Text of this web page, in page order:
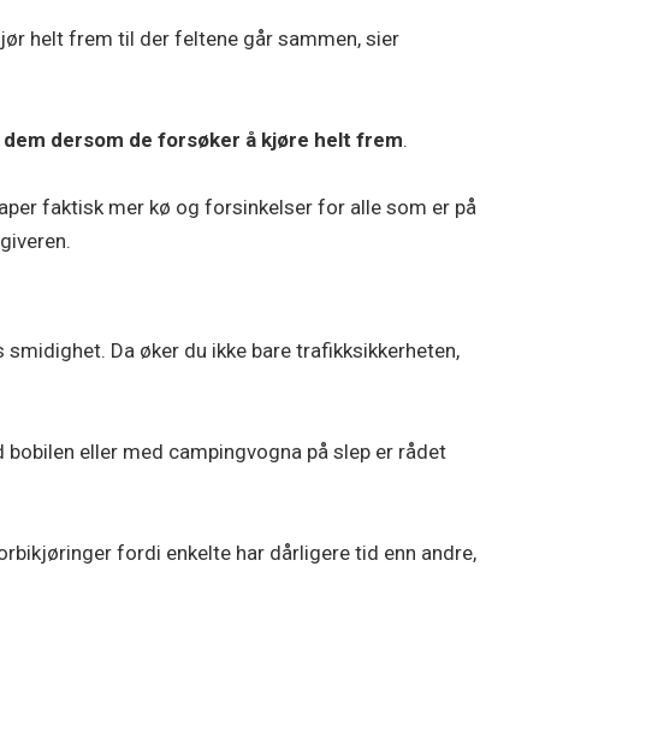
helt frem til der feltene går sammen, sier
dersom de forsøker å kjøre helt frem.
faktisk mer kø og forsinkelser for alle som er på
Da øker du ikke bare trafikksikkerheten,
eller med campingvogna på slep er rådet
fordi enkelte har dårligere tid enn andre,